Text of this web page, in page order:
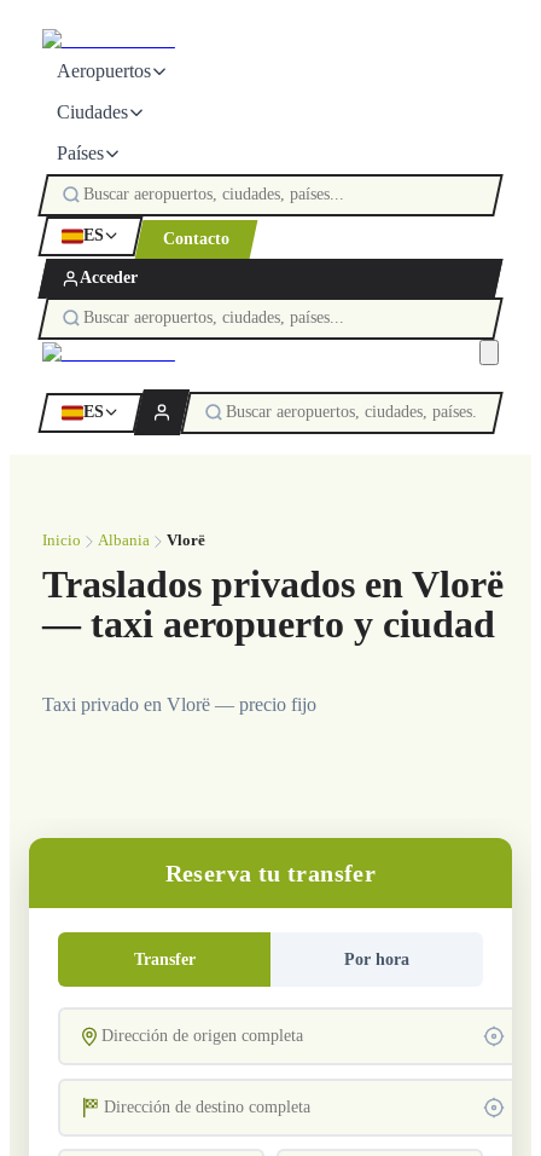
Aeropuertos
Ciudades
Países
ES Contacto
Acceder
ES
Inicio Albania Vlorë
Traslados privados en Vlorë
— taxi aeropuerto y ciudad
Taxi privado en Vlorë — precio fijo
Reserva tu transfer
Transfer Por hora